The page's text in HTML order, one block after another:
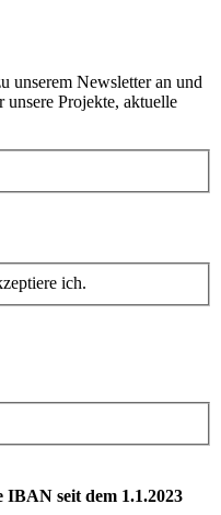
unserem Newsletter an und
unsere Projekte, aktuelle
ich.
IBAN seit dem 1.1.2023